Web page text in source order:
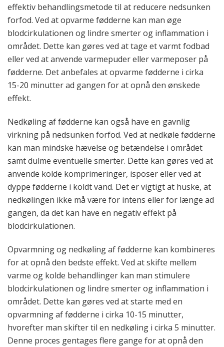
effektiv behandlingsmetode til at reducere nedsunken
forfod. Ved at opvarme fødderne kan man øge
blodcirkulationen og lindre smerter og inflammation i
området. Dette kan gøres ved at tage et varmt fodbad
eller ved at anvende varmepuder eller varmeposer på
fødderne. Det anbefales at opvarme fødderne i cirka
15-20 minutter ad gangen for at opnå den ønskede
effekt.
Nedkøling af fødderne kan også have en gavnlig
virkning på nedsunken forfod. Ved at nedkøle fødderne
kan man mindske hævelse og betændelse i området
samt dulme eventuelle smerter. Dette kan gøres ved at
anvende kolde komprimeringer, isposer eller ved at
dyppe fødderne i koldt vand. Det er vigtigt at huske, at
nedkølingen ikke må være for intens eller for længe ad
gangen, da det kan have en negativ effekt på
blodcirkulationen.
Opvarmning og nedkøling af fødderne kan kombineres
for at opnå den bedste effekt. Ved at skifte mellem
varme og kolde behandlinger kan man stimulere
blodcirkulationen og lindre smerter og inflammation i
området. Dette kan gøres ved at starte med en
opvarmning af fødderne i cirka 10-15 minutter,
hvorefter man skifter til en nedkøling i cirka 5 minutter.
Denne proces gentages flere gange for at opnå den